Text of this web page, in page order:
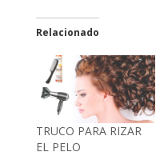
Relacionado
TRUCO PARA RIZAR
EL PELO